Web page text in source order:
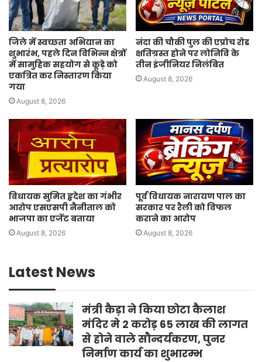
जिले में स्वच्छता अभियान का
शुभारंभ, पहले दिन विभिन्न क्षेत्रों
में सामुहिक सहयोग से कूड़े को
एकत्रित कर निस्तारण किया
गया
August 8, 2026
नंदा की चौकी पुल की एप्रोच रोड
क्षतिग्रस्त होने पर लोनिवि के
तीन इंजीनियर निलंबित
August 8, 2026
विधायक सुमित हृदेश का गंभीर
आरोप एसएसपी नैनीताल को
भाजपा का एजेंट बताया
August 8, 2026
पूर्व विधायक नारायण पाल का
सरकार पर रैली को विफल
कराने का आरोप
August 8, 2026
Latest News
मंत्री कैड़ा ने किया छोटा कैलाश
मंदिर मे 2 करोड़ 65 लाख की लागत
से होने वाले सौन्दर्यकरण, पुनर
निर्माण कार्य का शुभारम्भ